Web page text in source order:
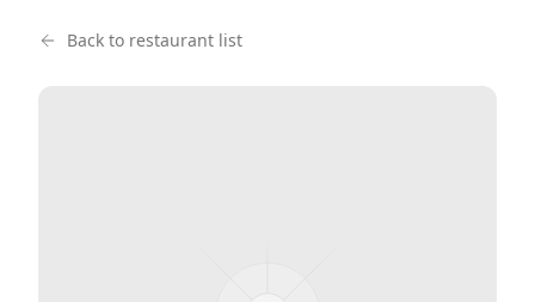
Back to restaurant list